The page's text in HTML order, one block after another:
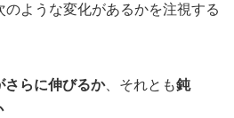
ような変化があるかを注視する
さらに伸びるか、それとも鈍